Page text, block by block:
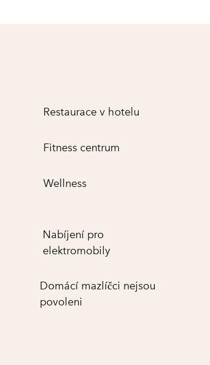
Restaurace v hotelu
Fitness centrum
Wellness
Nabíjení pro
elektromobily
Domácí mazlíčci nejsou
povoleni